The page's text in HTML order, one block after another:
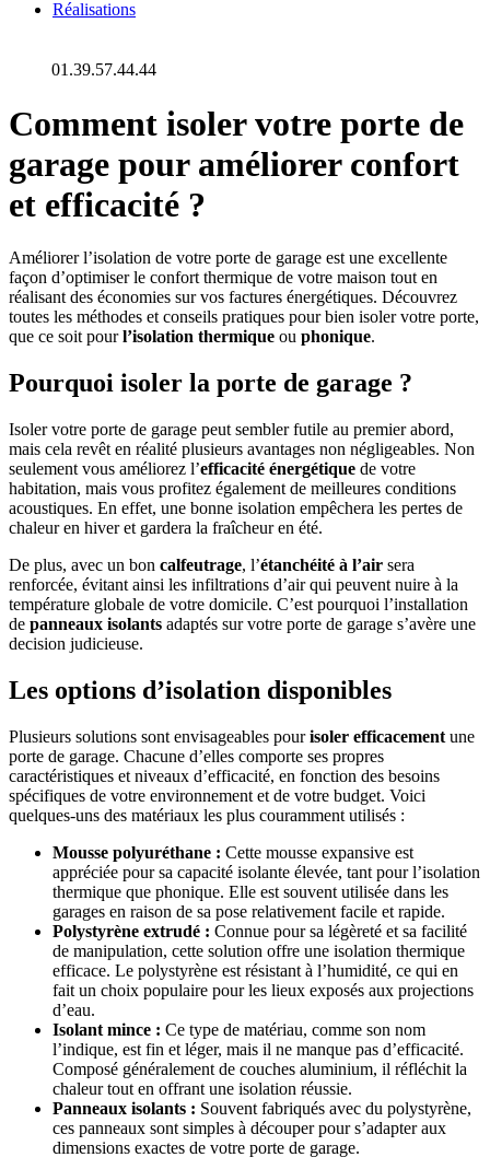
Réalisations
01.39.57.44.44
Comment isoler votre porte de
garage pour améliorer confort
et efficacité ?
Améliorer l’isolation de votre porte de garage est une excellente
façon d’optimiser le confort thermique de votre maison tout en
réalisant des économies sur vos factures énergétiques. Découvrez
toutes les méthodes et conseils pratiques pour bien isoler votre porte,
que ce soit pourl’isolation thermique ou phonique.
Pourquoi isoler la porte de garage ?
Isoler votre porte de garage peut sembler futile au premier abord,
mais cela revêt en réalité plusieurs avantages non négligeables. Non
seulement vous améliorez l’efficacité énergétique de votre
habitation, mais vous profitez également de meilleures conditions
acoustiques. En effet, une bonne isolation empêchera les pertes de
chaleur en hiver et gardera la fraîcheur en été.
De plus, avec un bon calfeutrage, l’étanchéité à l’air sera
renforcée, évitant ainsi les infiltrations d’air qui peuvent nuire à la
température globale de votre domicile. C’est pourquoi l’installation
de panneaux isolants adaptés sur votre porte de garage s’avère une
decision judicieuse.
Les options d’isolation disponibles
Plusieurs solutions sont envisageables pourisoler efficacement une
porte de garage. Chacune d’elles comporte ses propres
caractéristiques et niveaux d’efficacité, en fonction des besoins
spécifiques de votre environnement et de votre budget. Voici
quelques-uns des matériaux les plus couramment utilisés :
Mousse polyuréthane : Cette mousse expansive est
appréciée pour sa capacité isolante élevée, tant pour l’isolation
thermique que phonique. Elle est souvent utilisée dans les
garages en raison de sa pose relativement facile et rapide.
Polystyrène extrudé : Connue pour sa légèreté et sa facilité
de manipulation, cette solution offre une isolation thermique
efficace. Le polystyrène est résistant à l’humidité, ce qui en
fait un choix populaire pour les lieux exposés aux projections
d’eau.
Isolant mince : Ce type de matériau, comme son nom
l’indique, est fin et léger, mais il ne manque pas d’efficacité.
Composé généralement de couches aluminium, il réfléchit la
chaleur tout en offrant une isolation réussie.
Panneaux isolants : Souvent fabriqués avec du polystyrène,
ces panneaux sont simples à découper pour s’adapter aux
dimensions exactes de votre porte de garage.